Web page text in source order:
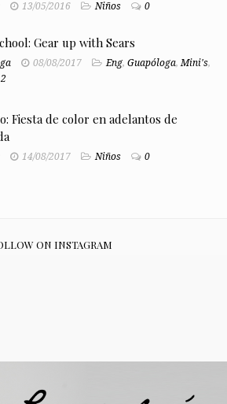
13/05/2016 Niños 0
Gear up with Sears
08/08/2017 Eng, Guapóloga,Mini's,
2
Fiesta de color en adelantos de
14/08/2017 Niños 0
ON INSTAGRAM